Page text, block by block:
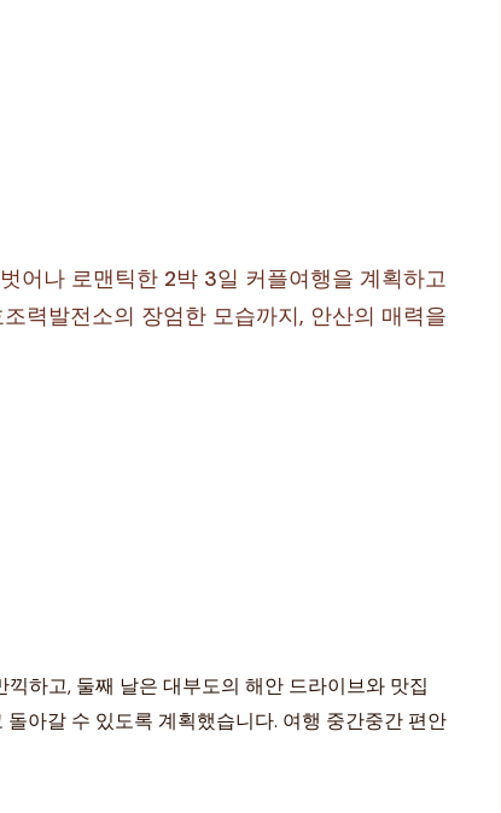
어나 로맨틱한 2박 3일 커플여행을 계획하고
력발전소의 장엄한 모습까지, 안산의 매력을
하고, 둘째 날은 대부도의 해안 드라이브와 맛집
아갈 수 있도록 계획했습니다. 여행 중간중간 편안